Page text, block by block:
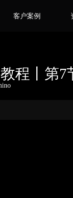
客户案例
程丨第